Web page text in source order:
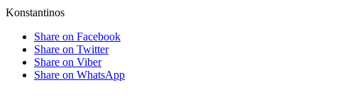
Konstantinos
Share on Facebook
Share on Twitter
Share on Viber
Share on WhatsApp